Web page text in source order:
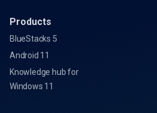
Products
BlueStacks 5
Android 11
Knowledge hub for
Windows 11